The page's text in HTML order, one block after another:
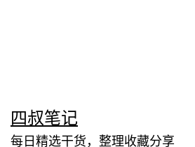
至四叔笔记
每日精选干货，整理收藏分享